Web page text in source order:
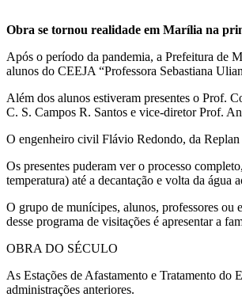
Obra se tornou realidade em Marília na
Após o período da pandemia, a Prefeitura de
alunos do CEEJA “Professora Sebastiana
Além dos alunos estiveram presentes o Prof.
C. S. Campos R. Santos e vice-diretor Prof.
O engenheiro civil Flávio Redondo, da Replan
Os presentes puderam ver o processo
temperatura) até a decantação e volta da água
O grupo de munícipes, alunos, professores ou
desse programa de visitações é apresentar a
OBRA DO SÉCULO
As Estações de Afastamento e Tratamento do
administrações anteriores.